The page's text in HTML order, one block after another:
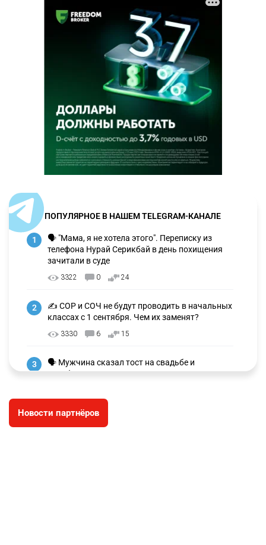
ПОПУЛЯРНОЕ В НАШЕМ TELEGRAM-КАНАЛЕ
1
🗣 "Мама, я не хотела этого". Переписку из
телефона Нурай Серикбай в день похищения
зачитали в суде
3322 0 24
2
✍️ СОР и СОЧ не будут проводить в начальных
классах с 1 сентября. Чем их заменят?
3330 6 15
3
🗣 Мужчина сказал тост на свадьбе и
заработал уголовное дело
🐏 Скота больше, а мясо дороже. Почему в
Казахстане продолжают расти цены на
Новости партнёров